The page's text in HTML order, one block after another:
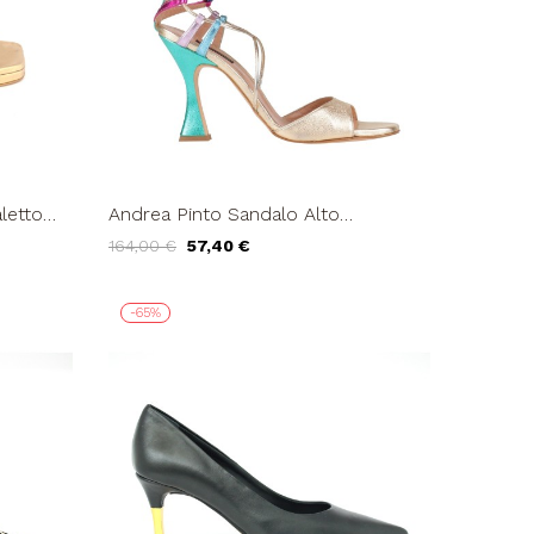
Andrea Pinto Sandalo Alto
Multi
164,00 € 57,40 €
-65%